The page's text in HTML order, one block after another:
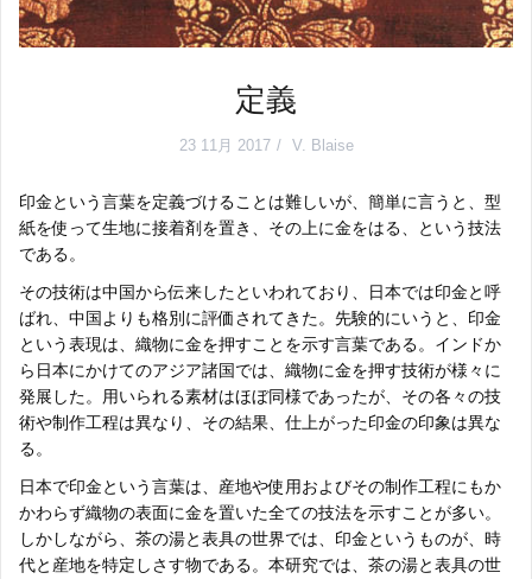
定義
23 11月 2017 V. Blaise
印金という言葉を定義づけることは難しいが、簡単に言うと、型
紙を使って生地に接着剤を置き、その上に金をはる、という技法
である。
その技術は中国から伝来したといわれており、日本では印金と呼
ばれ、中国よりも格別に評価されてきた。先験的にいうと、印金
という表現は、織物に金を押すことを示す言葉である。インドか
ら日本にかけてのアジア諸国では、織物に金を押す技術が様々に
発展した。用いられる素材はほぼ同様であったが、その各々の技
術や制作工程は異なり、その結果、仕上がった印金の印象は異な
る。
日本で印金という言葉は、産地や使用およびその制作工程にもか
かわらず織物の表面に金を置いた全ての技法を示すことが多い。
しかしながら、茶の湯と表具の世界では、印金というものが、時
代と産地を特定しさす物である。本研究では、茶の湯と表具の世